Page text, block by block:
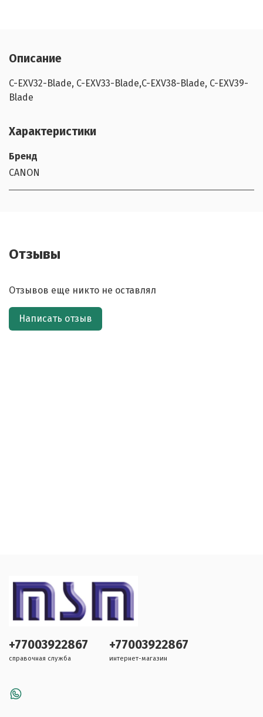
Описание
C-EXV32-Blade, C-EXV33-Blade,C-EXV38-Blade, C-EXV39-
Blade
Характеристики
Бренд
CANON
Отзывы
Отзывов еще никто не оставлял
Написать отзыв
+77003922867
справочная служба
+77003922867
интернет-магазин